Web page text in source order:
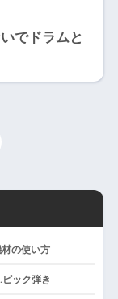
でドラムと
材の使い方
ック弾き